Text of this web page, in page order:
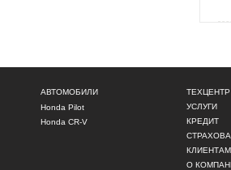
АВТОМОБИЛИ
Honda Pilot
Honda CR-V
ТЕХЦЕНТР
УСЛУГИ
КРЕДИТ
КЛИЕНТАМ
О